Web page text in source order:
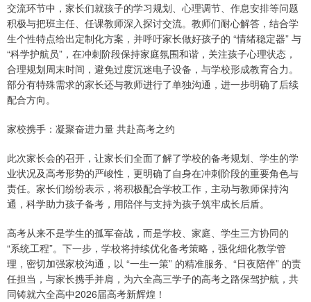
交流环节中，家长们就孩子的学习规划、心理调节、作息安排等问题
积极与把班主任、任课教师深入探讨交流。教师们耐心解答，结合学
生个性特点给出定制化方案，并呼吁家长做好孩子的 “情绪稳定器” 与
“科学护航员”，在冲刺阶段保持家庭氛围和谐，关注孩子心理状态，
合理规划周末时间，避免过度沉迷电子设备，与学校形成教育合力。
部分有特殊需求的家长还与教师进行了单独沟通，进一步明确了后续
配合方向。
家校携手：凝聚奋进力量 共赴高考之约
此次家长会的召开，让家长们全面了解了学校的备考规划、学生的学
业状况及高考形势的严峻性，更明确了自身在冲刺阶段的重要角色与
责任。家长们纷纷表示，将积极配合学校工作，主动与教师保持沟
通，科学助力孩子备考，用陪伴与支持为孩子筑牢成长后盾。
高考从来不是学生的孤军奋战，而是学校、家庭、学生三方协同的
“系统工程”。下一步，学校将持续优化备考策略，强化细化教学管
理，密切加强家校沟通，以 “一生一策” 的精准服务、“日夜陪伴” 的责
任担当，与家长携手并肩，为六全高三学子的高考之路保驾护航，共
同铸就六全高中2026届高考新辉煌！